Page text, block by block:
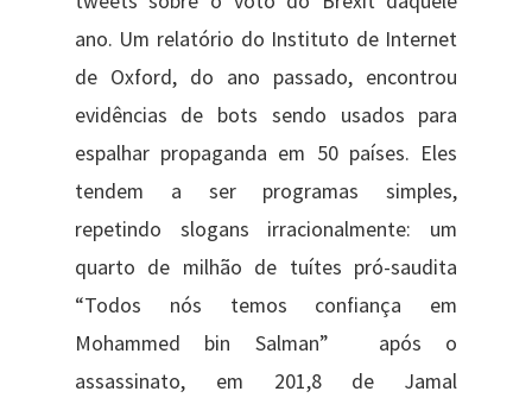
ano. Um relatório do Instituto de Internet
de Oxford, do ano passado, encontrou
evidências de bots sendo usados para
espalhar propaganda em 50 países. Eles
tendem a ser programas simples,
repetindo slogans irracionalmente: um
quarto de milhão de tuítes pró-saudita
“Todos nós temos confiança em
Mohammed bin Salman” após o
assassinato, em 201,8 de Jamal